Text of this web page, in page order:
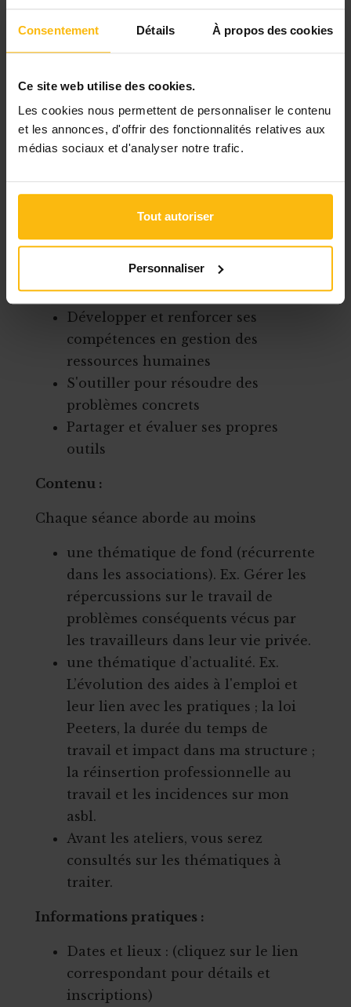
Consentement Détails À propos des cookies
Ce site web utilise des cookies.
Les cookies nous permettent de personnaliser le contenu
et les annonces, d'offrir des fonctionnalités relatives aux
médias sociaux et d'analyser notre trafic.
Tout autoriser
Personnaliser
Cet atelier s’adresse exclusivement aux
personnes chargées de direction, de
coordination ou responsables des
Cet atelier est développé et animé par
une juriste ayant une connaissance
théorique et une expérience pratique
une longue expérience d'aide juridique
auprès des associations du secteur non
marchand.
Développer et renforcer ses
compétences en gestion des
ressources humaines
S'outiller pour résoudre des
problèmes concrets
Partager et évaluer ses propres
outils
​Contenu :
Chaque séance aborde au moins
une thématique de fond (récurrente
dans les associations). Ex. Gérer les
répercussions sur le travail de
problèmes conséquents vécus par
les travailleurs dans leur vie privée.
une thématique d’actualité. Ex.
L’évolution des aides à l'emploi et
leur lien avec les pratiques ; la loi
Peeters, la durée du temps de
travail et impact dans ma structure ;
la réinsertion professionnelle au
travail et les incidences sur mon
asbl.
Avant les ateliers, vous serez
consultés sur les thématiques à
traiter.
Informations pratiques :
Dates et lieux : (cliquez sur le lien
correspondant pour détails et
inscriptions)